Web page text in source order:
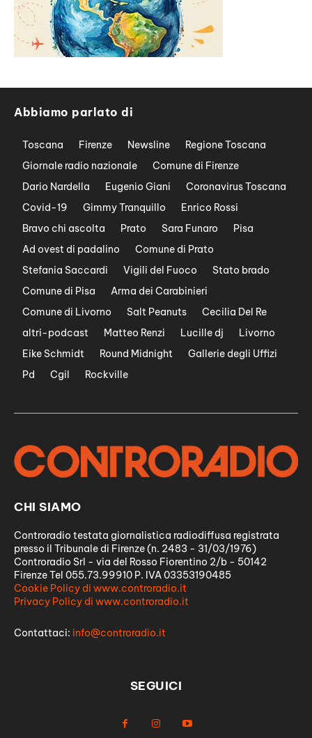
Abbiamo parlato di
Toscana Firenze Newsline
Regione Toscana
Giornale radio nazionale
Comune di Firenze
Dario Nardella
Eugenio Giani
Coronavirus Toscana
Covid-19
Gimmy Tranquillo
Enrico Rossi
Bravo chi ascolta
Prato Sara Funaro
Pisa
Ad ovest di padalino
Comune di Prato
Stefania Saccardi
Vigili del Fuoco
Stato brado
Comune di Pisa
Arma dei Carabinieri
Comune di Livorno
Salt Peanuts
Cecilia Del Re
altri-podcast
Matteo Renzi Lucille dj
Livorno
Eike Schmidt
Round Midnight
Gallerie degli Uffizi
Pd
Cgil Rockville
CHI SIAMO
Controradio testata giornalistica radiodiffusa registrata
presso il Tribunale di Firenze (n. 2483 - 31/03/1976)
Controradio Srl - via del Rosso Fiorentino 2/b - 50142
Firenze Tel 055.73.99910 P. IVA 03353190485
Cookie Policy di www.controradio.it
Privacy Policy di www.controradio.it
Contattaci: info@controradio.it
SEGUICI